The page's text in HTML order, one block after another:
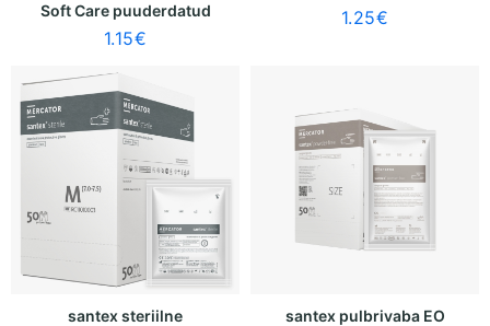
Soft Care puuderdatud
1.15€
1.25€
santex steriilne santex pulbrivaba EO